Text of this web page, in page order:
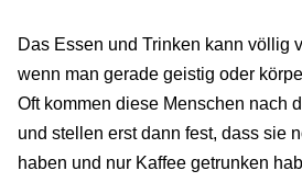
Das Essen und Trinken kann völlig
wenn man gerade geistig oder
Oft kommen diese Menschen nach
und stellen erst dann fest, dass sie
haben und nur Kaffee getrunken